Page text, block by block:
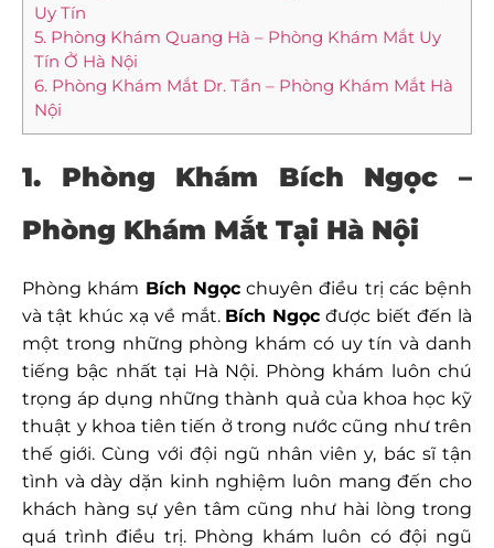
Uy Tín
5. Phòng Khám Quang Hà – Phòng Khám Mắt Uy
Tín Ở Hà Nội
6. Phòng Khám Mắt Dr. Tần – Phòng Khám Mắt Hà
Nội
1. Phòng Khám Bích Ngọc –
Phòng Khám Mắt Tại Hà Nội
Phòng khám Bích Ngọcchuyên điều trị các bệnh
và tật khúc xạ về mắt. Bích Ngọc được biết đến là
một trong những phòng khám có uy tín và danh
tiếng bậc nhất tại Hà Nội. Phòng khám luôn chú
trọng áp dụng những thành quả của khoa học kỹ
thuật y khoa tiên tiến ở trong nước cũng như trên
thế giới. Cùng với đội ngũ nhân viên y, bác sĩ tận
tình và dày dặn kinh nghiệm luôn mang đến cho
khách hàng sự yên tâm cũng như hài lòng trong
quá trình điều trị. Phòng khám luôn có đội ngũ